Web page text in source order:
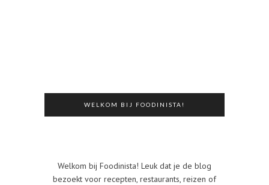
WELKOM BIJ FOODINISTA!
Welkom bij Foodinista! Leuk dat je de blog
bezoekt voor recepten, restaurants, reizen of